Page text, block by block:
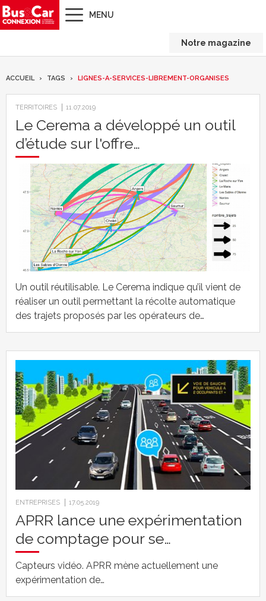
MENU
Notre magazine
ACCUEIL TAGS LIGNES-A-SERVICES-LIBREMENT-ORGANISES
TERRITOIRES 11.07.2019
Le Cerema a développé un outil
d’étude sur l'offre…
Un outil réutilisable. Le Cerema indique qu’il vient de
réaliser un outil permettant la récolte automatique
des trajets proposés par les opérateurs de…
ENTREPRISES 17.05.2019
APRR lance une expérimentation
de comptage pour se…
Capteurs vidéo. APRR mène actuellement une
expérimentation de…